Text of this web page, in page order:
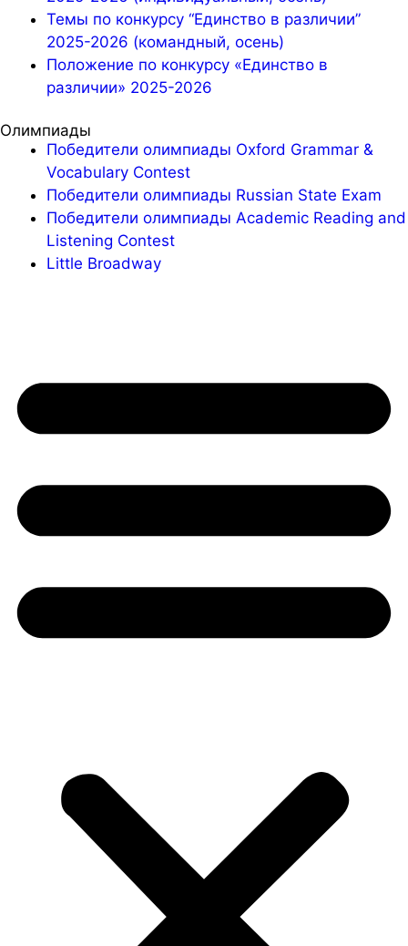
Темы по конкурсу “Единство в различии”
2025-2026 (командный, осень)
Положение по конкурсу «Единство в
различии» 2025-2026
Олимпиады
Победители олимпиады Oxford Grammar &
Vocabulary Contest
Победители олимпиады Russian State Exam
Победители олимпиады Academic Reading and
Listening Contest
Little Broadway